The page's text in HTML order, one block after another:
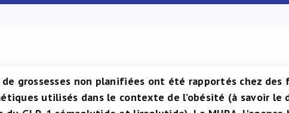
de grossesses non planifiées ont été rapportés chez des
utilisés dans le contexte de l’obésité (à savoir le